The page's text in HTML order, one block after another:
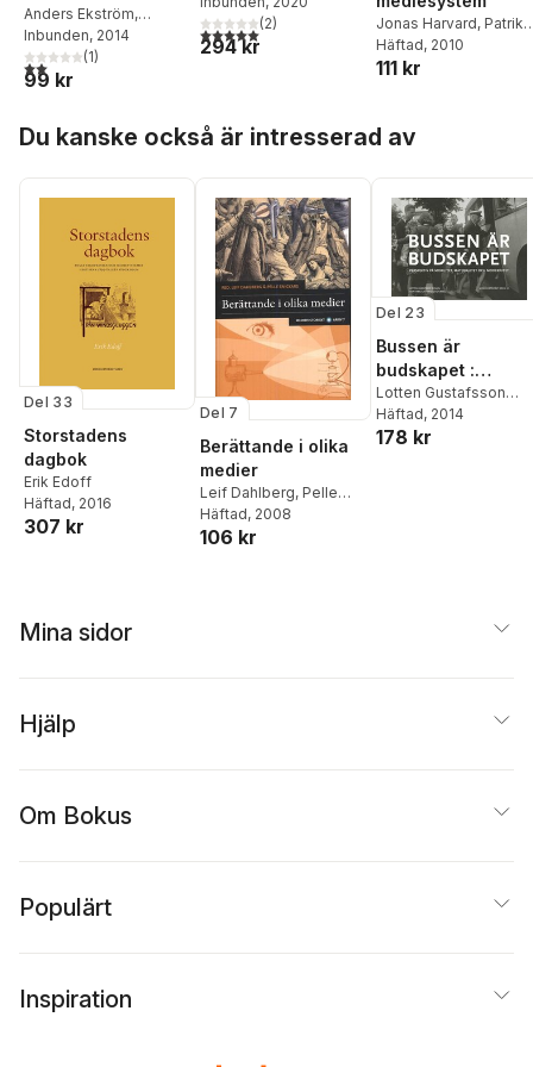
Madeliene Lilja,
Andersson
Wright,Tomás
Larsson,Anders
kring
Stockholmsutställni
ngen
Anders Ekström,
Solveig Jülich,
Snickars
Inbunden, 2014
2,0utav 5 stjärnor. Totalt antal röster:
(1)
99 kr
5,0utav 5 stjärnor. Totalt antal röster:
(2)
294 kr
Jonas Harvard, Patrik
Lundell
Häftad, 2010
111 kr
Du kanske också är intresserad av
Del 33
Storstadens
dagbok
Erik Edoff
Häftad, 2016
307 kr
Del 7
Berättande i olika
medier
Leif Dahlberg, Pelle
Snickars
Häftad, 2008
106 kr
Del 23
Bussen är
budskapet :
perspektiv på
mobilitet,
materialitet och
Lotten Gustafsson
Reinius ,Ylva Habel
Solveig Jülich
Häftad, 2014
178 kr
Mina sidor
Hjälp
Om Bokus
Populärt
Inspiration